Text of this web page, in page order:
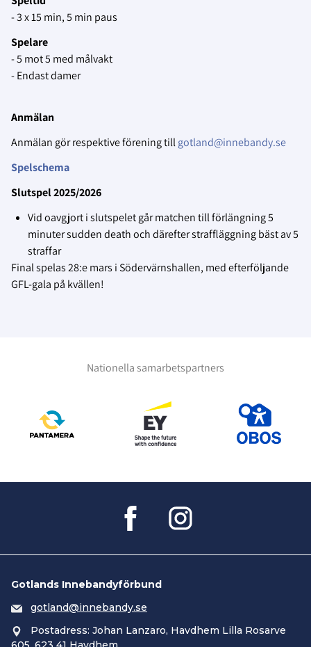
- 3 x 15 min, 5 min paus
Spelare
- 5 mot 5 med målvakt
- Endast damer
Anmälan
Anmälan gör respektive förening tillgotland@innebandy.se
Spelschema
Slutspel 2025/2026
Vid oavgjort i slutspelet går matchen till förlängning 5
minuter sudden death och därefter straffläggning bäst av 5
straffar
Final spelas 28:e mars i Södervärnshallen, med efterföljande
GFL-gala på kvällen!
Nationella samarbetspartners
Gotlands Innebandyförbund
gotland@innebandy.se
Postadress: Johan Lanzaro, Havdhem Lilla Rosarve